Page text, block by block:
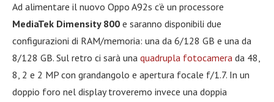
Ad alimentare il nuovo Oppo A92s c’è un processore
MediaTek Dimensity 800 e saranno disponibili due
configurazioni di RAM/memoria: una da 6/128 GB e una da
8/128 GB. Sul retro ci sarà una quadrupla fotocamera da 48,
8, 2 e 2 MP con grandangolo e apertura focale f/1.7. In un
doppio foro nel display troveremo invece una doppia